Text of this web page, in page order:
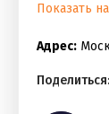
Показать
Адрес:
Поделиться: